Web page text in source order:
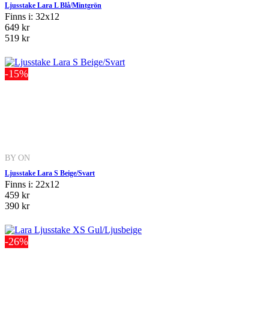
Ljusstake Lara L Blå/Mintgrön
Finns i: 32x12
649 kr
519 kr
-15%
BY ON
Ljusstake Lara S Beige/Svart
Finns i: 22x12
459 kr
390 kr
-26%